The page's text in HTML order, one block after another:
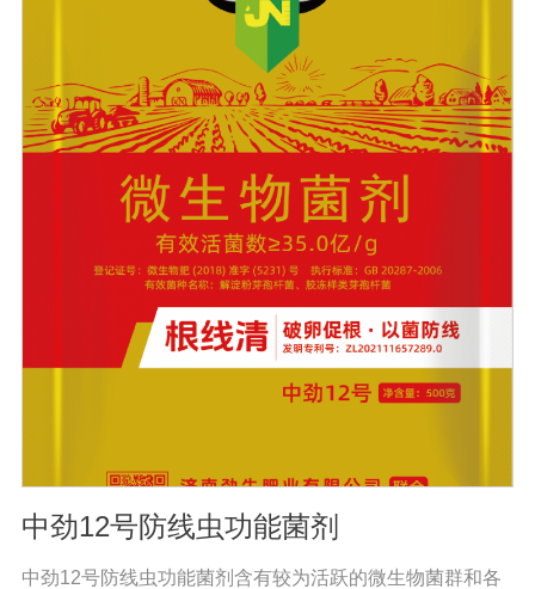
土壤，提高土壤通透性和保水保肥能力，增加土壤有机
减产问题。2、解磷解钾、提高化肥利用率：有效菌能分解
土壤中的有机质，减少氮肥的流失;其中解钾解磷菌能将土
壤中固化的化学钾肥、化学磷肥分解转化为速效钾、速效
磷。3、改善作物品质：使用菌剂后，作物中的蛋白质、糖
分、氨基酸、维生素等有益成分含量有所提高，起到改善
作物品质的作用。4、增强作物的抗逆性能、提高产量：分
泌赤霉素、细胞分裂素、生长素等活性物质，刺激、调
节、促进作物的生长发育，增强农作物的抗逆性能，有利
于农作物的增产【用法用量】拌种：在干种(含包衣种子)或
催芽种子上撒上少许水，均匀湿润种子后，将本品撒在种
子上拌匀，晾千后播种。用量：粮食类用20g本品拌2斤，
稻种或4斤，玉米种、大豆种或15斤小麦种，花生种用20g
本品拌20-40斤种子，瓜菜类用20g本品拌3公斤种子。可
有效提高种子出芽率，减少苗期病害的发生。
中劲12号防线虫功能菌剂
中劲12号防线虫功能菌剂含有较为活跃的微生物菌群和各